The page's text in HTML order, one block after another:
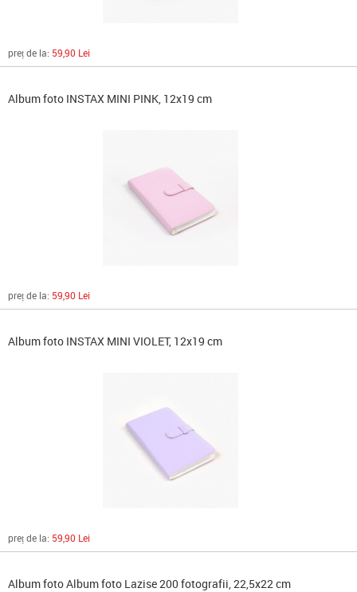
preț de la: 59,90 Lei
Album foto INSTAX MINI PINK, 12x19 cm
preț de la: 59,90 Lei
Album foto INSTAX MINI VIOLET, 12x19 cm
preț de la: 59,90 Lei
Album foto Album foto Lazise 200 fotografii, 22,5x22 cm